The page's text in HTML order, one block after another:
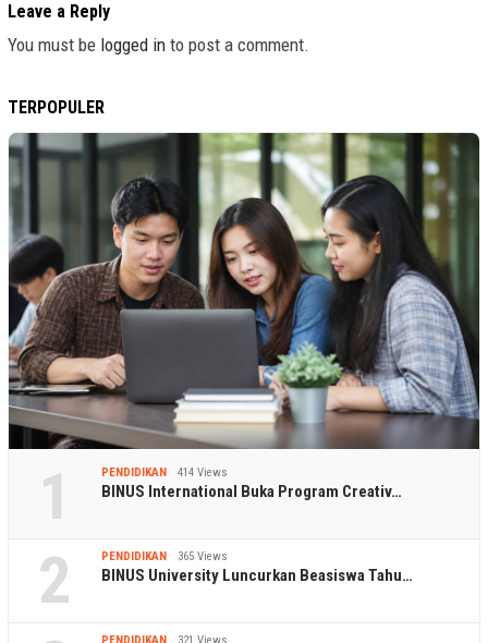
Leave a Reply
You must be logged in to post a comment.
TERPOPULER
1 PENDIDIKAN 414 Views
BINUS International Buka Program Creativ…
2 PENDIDIKAN 365 Views
BINUS University Luncurkan Beasiswa Tahu…
PENDIDIKAN 321 Views